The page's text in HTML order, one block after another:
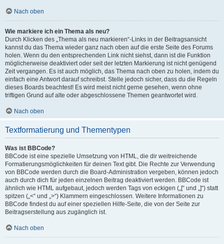
Nach oben
Wie markiere ich ein Thema als neu?
Durch Klicken des „Thema als neu markieren“-Links in der Beitragsansicht
kannst du das Thema wieder ganz nach oben auf die erste Seite des Forums
holen. Wenn du den entsprechenden Link nicht siehst, dann ist die Funktion
möglicherweise deaktiviert oder seit der letzten Markierung ist nicht genügend
Zeit vergangen. Es ist auch möglich, das Thema nach oben zu holen, indem du
einfach eine Antwort darauf schreibst. Stelle jedoch sicher, dass du die Regeln
dieses Boards beachtest! Es wird meist nicht gerne gesehen, wenn ohne
triftigen Grund auf alte oder abgeschlossene Themen geantwortet wird.
Nach oben
Textformatierung und Thementypen
Was ist BBCode?
BBCode ist eine spezielle Umsetzung von HTML, die dir weitreichende
Formatierungsmöglichkeiten für deinen Text gibt. Die Rechte zur Verwendung
von BBCode werden durch die Board-Administration vergeben, können jedoch
auch durch dich für jeden einzelnen Beitrag deaktiviert werden. BBCode ist
ähnlich wie HTML aufgebaut, jedoch werden Tags von eckigen („[“ und „]“) statt
spitzen („<“ und „>“) Klammern eingeschlossen. Weitere Informationen zu
BBCode findest du auf einer speziellen Hilfe-Seite, die von der Seite zur
Beitragserstellung aus zugänglich ist.
Nach oben